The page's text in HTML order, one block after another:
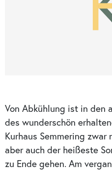
Von Abkühlung ist in den
des wunderschön
Kurhaus Semmering zwar
aber auch der heißeste
zu Ende gehen. Am